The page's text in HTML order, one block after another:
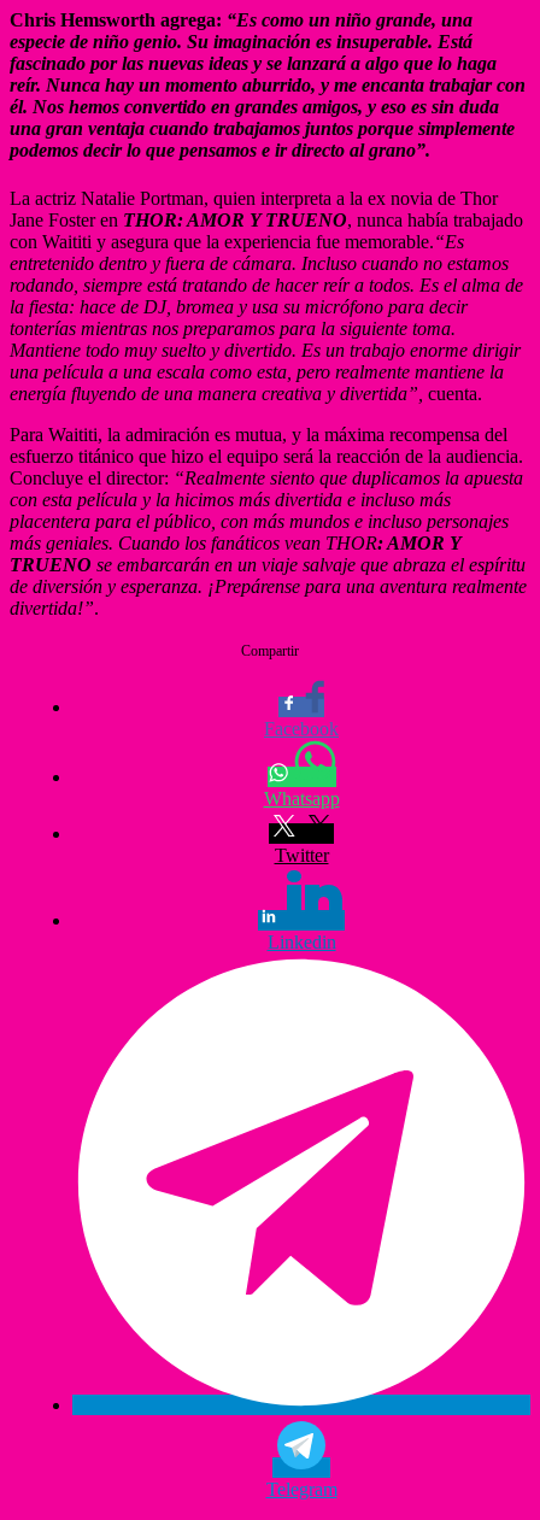
Chris Hemsworth agrega: “Es como un niño grande, una
especie de niño genio. Su imaginación es insuperable. Está
fascinado por las nuevas ideas y se lanzará a algo que lo haga
reír. Nunca hay un momento aburrido, y me encanta trabajar con
él. Nos hemos convertido en grandes amigos, y eso es sin duda
una gran ventaja cuando trabajamos juntos porque simplemente
podemos decir lo que pensamos e ir directo al grano”.
La actriz Natalie Portman, quien interpreta a la ex novia de Thor
Jane Foster en THOR: AMOR Y TRUENO, nunca había trabajado
con Waititi y asegura que la experiencia fue memorable.“Es
entretenido dentro y fuera de cámara. Incluso cuando no estamos
rodando, siempre está tratando de hacer reír a todos. Es el alma de
la fiesta: hace de DJ, bromea y usa su micrófono para decir
tonterías mientras nos preparamos para la siguiente toma.
Mantiene todo muy suelto y divertido. Es un trabajo enorme dirigir
una película a una escala como esta, pero realmente mantiene la
energía fluyendo de una manera creativa y divertida”, cuenta.
Para Waititi, la admiración es mutua, y la máxima recompensa del
esfuerzo titánico que hizo el equipo será la reacción de la audiencia.
Concluye el director: “Realmente siento que duplicamos la apuesta
con esta película y la hicimos más divertida e incluso más
placentera para el público, con más mundos e incluso personajes
más geniales. Cuando los fanáticos vean THOR: AMOR Y
TRUENO se embarcarán en un viaje salvaje que abraza el espíritu
de diversión y esperanza. ¡Prepárense para una aventura realmente
divertida!”.
Compartir
Facebook
Whatsapp
Twitter
Linkedin
Telegram